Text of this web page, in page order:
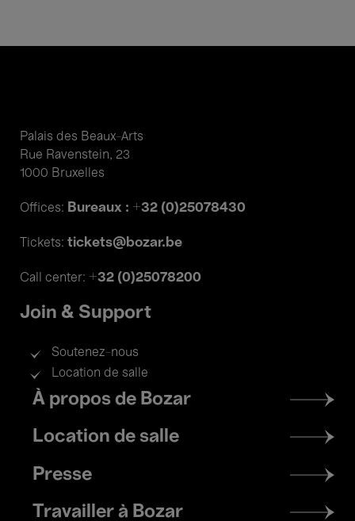
Palais des Beaux-Arts
Rue Ravenstein, 23
1000 Bruxelles
Offices: Bureaux : +32 (0)25078430
Tickets: tickets@bozar.be
Call center: +32 (0)25078200
Join & Support
Soutenez-nous
Location de salle
Footer
menu
À propos de Bozar
Location de salle
Presse
Travailler à Bozar